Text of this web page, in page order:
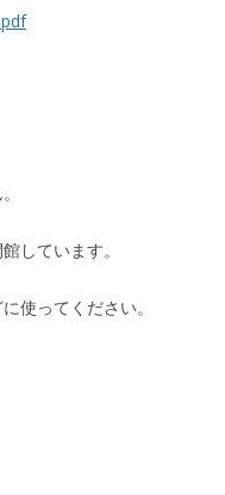
しています。
使ってください。